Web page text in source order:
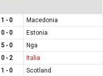
1 - 0
Macedonia
0 - 0
Estonia
5 - 0
Nga
0 - 2
Italia
1 - 0
Scotland